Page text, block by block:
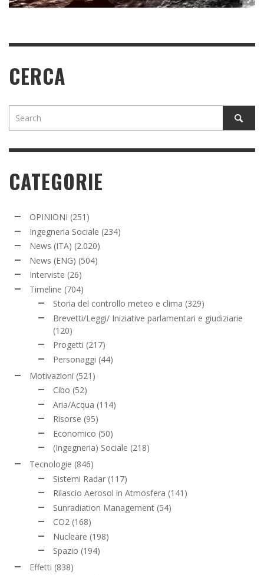
CERCA
CATEGORIE
OPINIONI (251)
Ingegneria Sociale (234)
News (ITA) (2.020)
News (ENG) (504)
Interviste (26)
Timeline (704)
Storia del controllo meteo e clima (329)
Brevetti/Leggi/ Iniziative parlamentari e giudiziarie
(120)
Progetti (217)
Personaggi (44)
Motivazioni (521)
Cibo (52)
Aria/Acqua (114)
Risorse (95)
Economico (50)
(Ingegneria) Sociale (218)
Tecnologie (846)
Sistemi Radar (117)
Rilascio Aerosol in Atmosfera (141)
Sunradiation Management (54)
CO2 (168)
Nucleare (198)
Spazio (194)
Effetti (838)